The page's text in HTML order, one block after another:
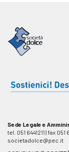
Sede Legale e
tel. 051 6441211 | fax 051
societadolce@pec.it